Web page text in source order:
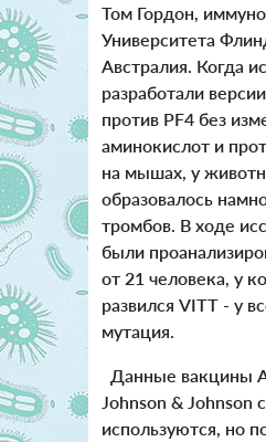
Том Гордон,
Университета
Австралия. Когда
разработали
против PF4 без
аминокислот и
на мышах, у
образовалось
тромбов. В ходе
были
от 21 человека, у
развился VITT - у
мутация.
Данные вакцины
Johnson & Johnson
используются, но